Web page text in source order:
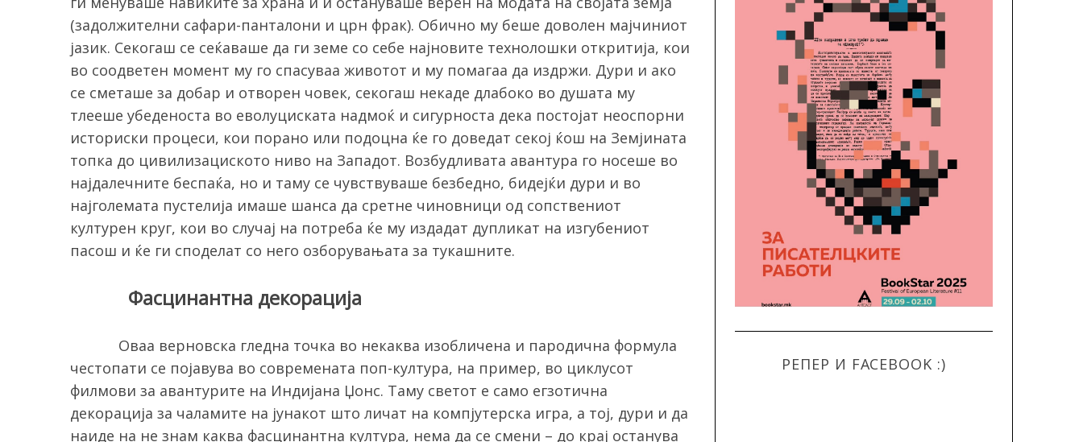
(задолжителни сафари-панталони и црн фрак). Обично му беше доволен мајчиниот
јазик. Секогаш се сеќаваше да ги земе со себе најновите технолошки откритија, кои
во соодветен момент му го спасуваа животот и му помагаа да издржи. Дури и ако
се сметаше за добар и отворен човек, секогаш некаде длабоко во душата му
тлееше убеденоста во еволуциската надмоќ и сигурноста дека постојат неоспорни
историски процеси, кои порано или подоцна ќе го доведат секој ќош на Земјината
топка до цивилизациското ниво на Западот. Возбудливата авантура го носеше во
најдалечните беспаќа, но и таму се чувствуваше безбедно, бидејќи дури и во
најголемата пустелија имаше шанса да сретне чиновници од сопствениот
културен круг, кои во случај на потреба ќе му издадат дупликат на изгубениот
пасош и ќе ги споделат со него озборувањата за тукашните.
Фасцинантна декорација
Оваа верновска гледна точка во некаква изобличена и пародична формула
честопати се појавува во современата поп-култура, на пример, во циклусот
филмови за авантурите на Индијана Џонс. Таму светот е само егзотична
декорација за чаламите на јунакот што личат на компјутерска игра, а тој, дури и да
наиде на не знам каква фасцинантна култура, нема да се смени – до крај останува
РЕПЕР И FACEBOOK :)
e
a
r
f
o
r